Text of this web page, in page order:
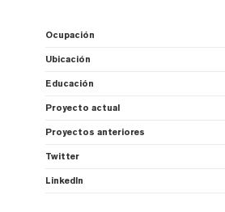
Ocupación
Ubicación
Educación
Proyecto actual
Proyectos anteriores
Twitter
LinkedIn